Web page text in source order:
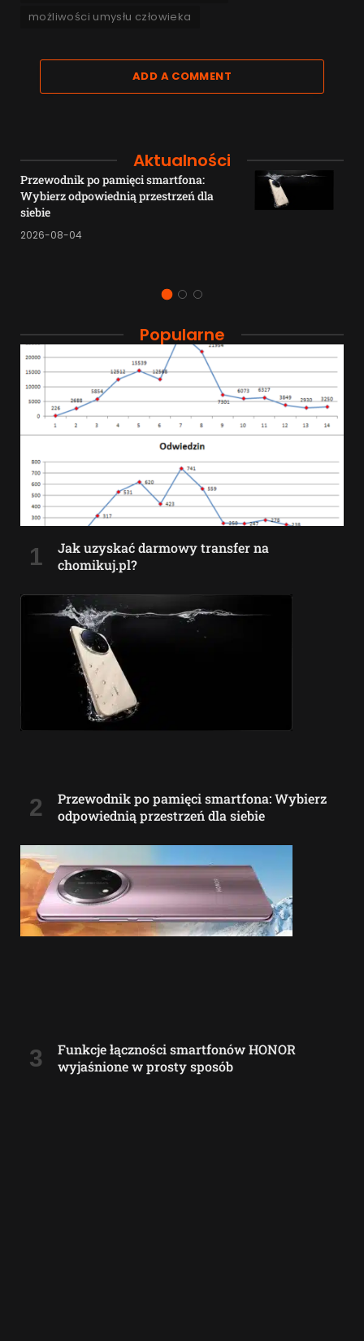
możliwości umysłu człowieka
ADD A COMMENT
Aktualności
Przewodnik po pamięci smartfona:
Wybierz odpowiednią przestrzeń dla
siebie
2026-08-04
Popularne
Jak uzyskać darmowy transfer na
chomikuj.pl?
Przewodnik po pamięci smartfona: Wybierz
odpowiednią przestrzeń dla siebie
Funkcje łączności smartfonów HONOR
wyjaśnione w prosty sposób